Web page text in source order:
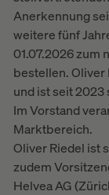
Anerkennung
weitere fünf
01.07.2026 zum
bestellen. Oliver
und ist seit
Im Vorstand
Marktbereich.
Oliver Riedel ist
zudem
Helvea AG